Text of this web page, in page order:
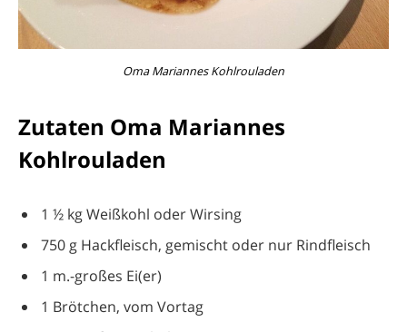
Oma Mariannes Kohlrouladen
Zutaten Oma Mariannes
Kohlrouladen
1 ½ kg Weißkohl oder Wirsing
750 g Hackfleisch, gemischt oder nur Rindfleisch
1 m.-großes Ei(er)
1 Brötchen, vom Vortag